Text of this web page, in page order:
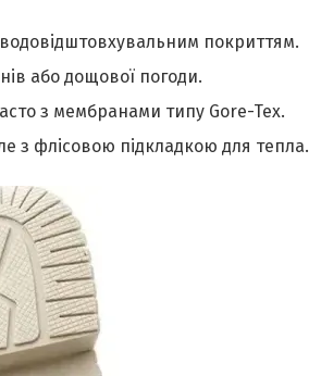
водовідштовхувальним покриттям.
або дощової погоди.
з мембранами типу Gore-Tex.
з флісовою підкладкою для тепла.